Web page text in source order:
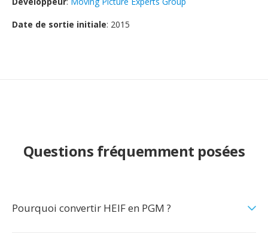
Date de sortie initiale: 2015
Questions fréquemment posées
Pourquoi convertir HEIF en PGM ?